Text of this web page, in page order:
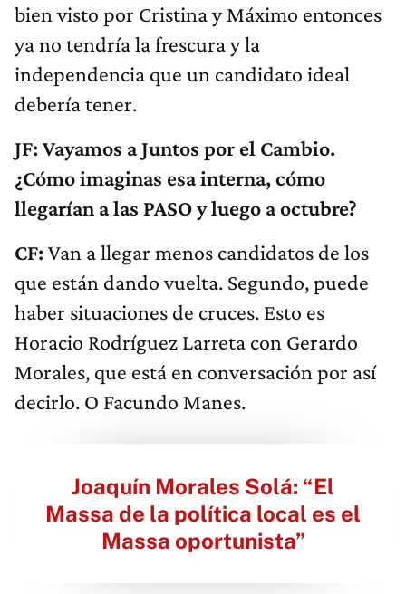
bien visto por Cristina y Máximo entonces
ya no tendría la frescura y la
independencia que un candidato ideal
debería tener.
JF: Vayamos a Juntos por el Cambio.
¿Cómo imaginas esa interna, cómo
llegarían a las PASO y luego a octubre?
CF: Van a llegar menos candidatos de los
que están dando vuelta. Segundo, puede
haber situaciones de cruces. Esto es
Horacio Rodríguez Larreta con Gerardo
Morales, que está en conversación por así
decirlo. O Facundo Manes.
Joaquín Morales Solá: “El
Massa de la política local es el
Massa oportunista”